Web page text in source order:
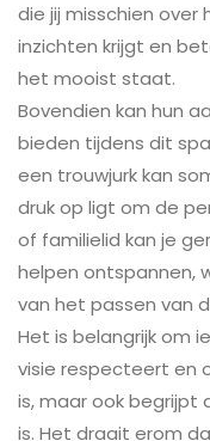
die jij misschien
inzichten krijgt en
het mooist staat.
Bovendien kan hun
bieden tijdens dit
een trouwjurk kan
druk op ligt om de
of familielid kan je
helpen ontspannen,
van het passen van
Het is belangrijk om
visie respecteert en
is, maar ook begrijpt
is. Het draait erom